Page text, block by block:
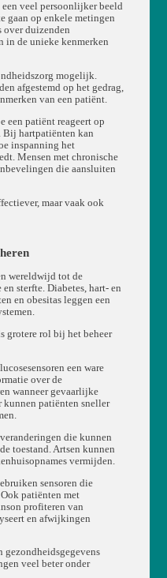
veel persoonlijker beeld
gaan op enkele metingen
over duizenden
in de unieke kenmerken
mogelijk.
afgestemd op het gedrag,
van een patiënt.
een patiënt reageert op
Bij hartpatiënten kan
inspanning het
Mensen met chronische
die aansluiten
maar vaak ook
wereldwijd tot de
sterfte. Diabetes, hart- en
en obesitas leggen een
grotere rol bij het beheer
een ware
over de
wanneer gevaarlijke
kunnen patiënten sneller
die kunnen
toestand. Artsen kunnen
vermijden.
sensoren die
patiënten met
profiteren van
en afwijkingen
gezondheidsgegevens
veel beter onder